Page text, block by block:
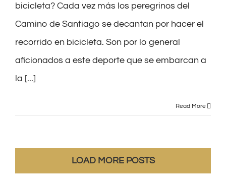
bicicleta? Cada vez más los peregrinos del
Camino de Santiago se decantan por hacer el
recorrido en bicicleta. Son por lo general
aficionados a este deporte que se embarcan a
la [...]
Read More
LOAD MORE POSTS